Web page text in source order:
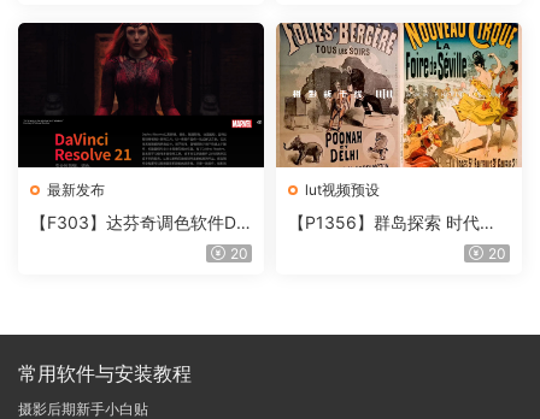
T V4.0
最新发布
【F303】达芬奇调色软件Da
Vinci Resolve Studio21.0.320
lut视频预设
【P1356】群岛探索 时代马
戏团 – QUEST 60 调色预设A
20
常用软件与安装教程
摄影后期新手小白贴